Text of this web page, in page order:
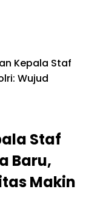
Kepala Staf
Wujud
Staf
Baru,
Makin